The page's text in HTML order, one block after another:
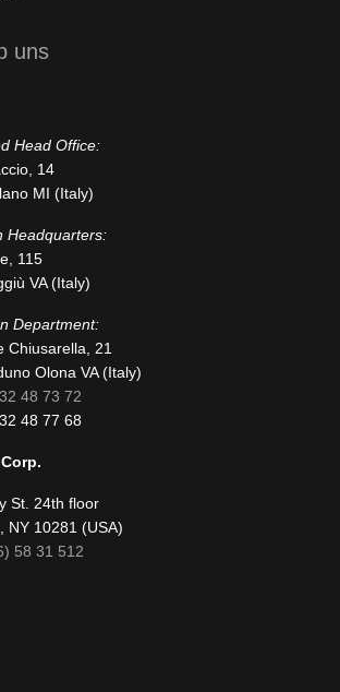
uns
Head Office:
14
MI (Italy)
Headquarters:
115
VA (Italy)
Department:
Chiusarella, 21
Olona VA (Italy)
48 73 72
48 77 68
St. 24th floor
NY 10281 (USA)
58 31 512